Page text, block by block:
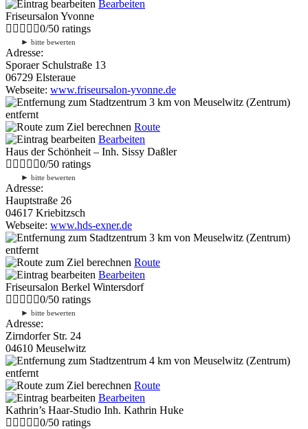
Bearbeiten
Friseursalon Yvonne
0/50 ratings
► bitte bewerten
Adresse:
Sporaer Schulstraße 13
06729 Elsteraue
Webseite: www.friseursalon-yvonne.de
3 km von Meuselwitz (Zentrum)
entfernt
Route
Bearbeiten
Haus der Schönheit – Inh. Sissy Daßler
0/50 ratings
► bitte bewerten
Adresse:
Hauptstraße 26
04617 Kriebitzsch
Webseite: www.hds-exner.de
3 km von Meuselwitz (Zentrum)
entfernt
Route
Bearbeiten
Friseursalon Berkel Wintersdorf
0/50 ratings
► bitte bewerten
Adresse:
Zirndorfer Str. 24
04610 Meuselwitz
4 km von Meuselwitz (Zentrum)
entfernt
Route
Bearbeiten
Kathrin’s Haar-Studio Inh. Kathrin Huke
0/50 ratings